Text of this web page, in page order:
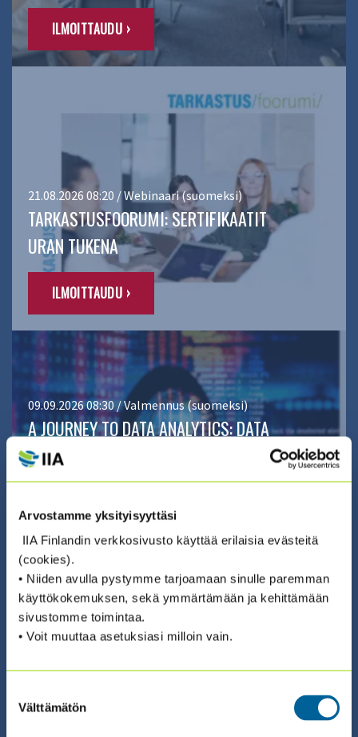
Arvostamme yksityisyyttäsi
IIA Finlandin verkkosivusto käyttää erilaisia evästeitä
(cookies).
• Niiden avulla pystymme tarjoamaan sinulle paremman
käyttökokemuksen, sekä ymmärtämään ja kehittämään
sivustomme toimintaa.
• Voit muuttaa asetuksiasi milloin vain.
valinta
Välttämätön
ILMOITTAUDU ›
21.08.2026 08:20 / Webinaari (suomeksi)
TARKASTUSFOORUMI: SERTIFIKAATIT
URAN TUKENA
ILMOITTAUDU ›
09.09.2026 08:30 / Valmennus (suomeksi)
A JOURNEY TO DATA ANALYTICS: DATA
LITERACY -
SERTIFIKAATTIVALMENNUS 2026
(9.9. + 14.9. + 17.9.)
ILMOITTAUDU ›
ONDEMAND: COSO FRAUD RISK